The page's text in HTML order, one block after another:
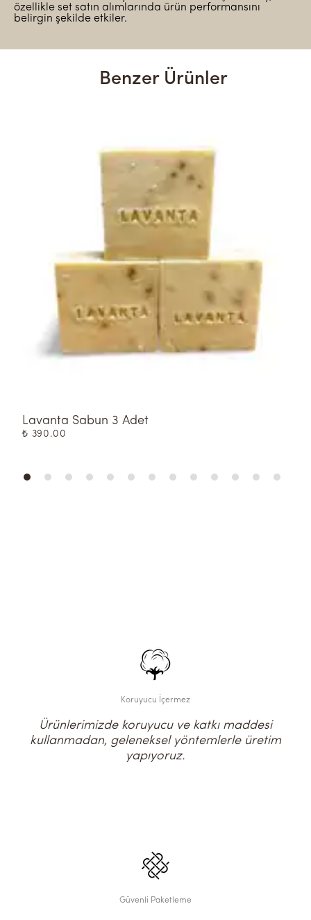
özellikle set satın alımlarında ürün performansını
belirgin şekilde etkiler.
Benzer Ürünler
Lavanta Sabun 3 Adet
₺ 390.00
Koruyucu İçermez
Ürünlerimizde koruyucu ve katkı maddesi
kullanmadan, geleneksel yöntemlerle üretim
yapıyoruz.
Güvenli Paketleme